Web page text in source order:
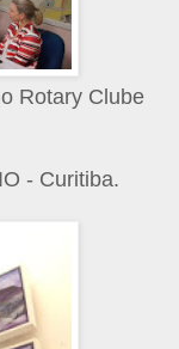
Rotary Clube
- Curitiba.